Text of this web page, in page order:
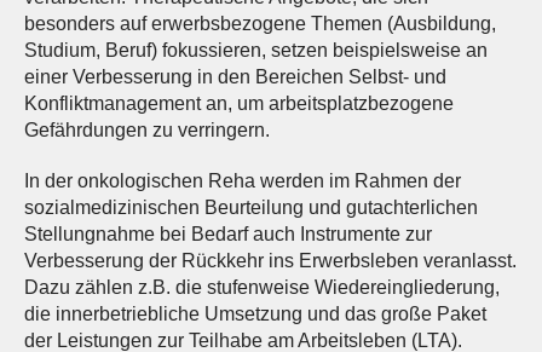
besonders auf erwerbsbezogene Themen (Ausbildung,
Studium, Beruf) fokussieren, setzen beispielsweise an
einer Verbesserung in den Bereichen Selbst- und
Konfliktmanagement an, um arbeitsplatzbezogene
Gefährdungen zu verringern.
In der onkologischen Reha werden im Rahmen der
sozialmedizinischen Beurteilung und gutachterlichen
Stellungnahme bei Bedarf auch Instrumente zur
Verbesserung der Rückkehr ins Erwerbsleben veranlasst.
Dazu zählen z.B. die stufenweise Wiedereingliederung,
die innerbetriebliche Umsetzung und das große Paket
der Leistungen zur Teilhabe am Arbeitsleben (LTA).